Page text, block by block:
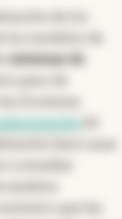
sistemas de